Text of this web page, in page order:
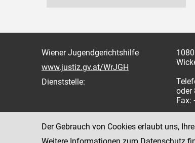
Wiener Jugendgerichtshilfe
www.justiz.gv.at/WrJGH
Dienststelle:
oder
Fax:
Der Gebrauch von Cookies erlaubt uns,